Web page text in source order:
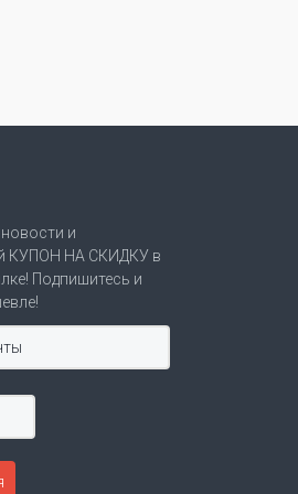
и
КУПОН НА СКИДКУ в
Подпишитесь и